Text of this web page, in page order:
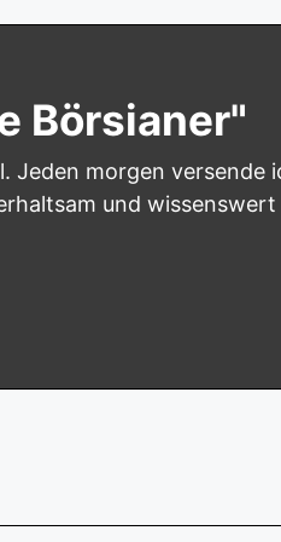
Börsianer"
Jeden morgen versende
und wissenswert